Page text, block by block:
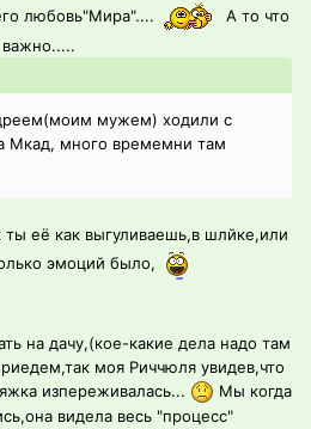
любовь"Мира"....
А то что
важно.....
мужем) ходили с
Мкад, много времемни там
ты её как выгуливаешь,в шлйке,или
эмоций было,
на дачу,(кое-какие дела надо там
моя Риччюля увидев,что
изпереживалась...
Мы когда
видела весь "процесс"